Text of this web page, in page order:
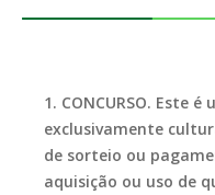
1. CONCURSO. Este
exclusivamente
de sorteio ou
aquisição ou uso de